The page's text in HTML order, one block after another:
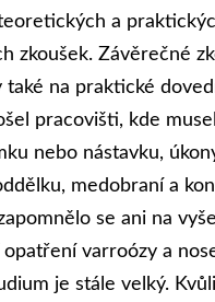
a
zkoušek. Závěrečné
také na praktické
pracovišti, kde
nebo nástavku,
medobraní a
se ani na
opatření varroózy a
je stále velký.